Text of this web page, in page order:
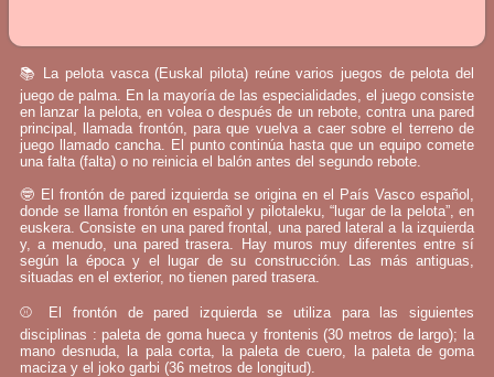
📚 La pelota vasca (Euskal pilota) reúne varios juegos de pelota del
juego de palma. En la mayoría de las especialidades, el juego consiste
en lanzar la pelota, en volea o después de un rebote, contra una pared
principal, llamada frontón, para que vuelva a caer sobre el terreno de
juego llamado cancha. El punto continúa hasta que un equipo comete
una falta (falta) o no reinicia el balón antes del segundo rebote.
🤓 El frontón de pared izquierda se origina en el País Vasco español,
donde se llama frontón en español y pilotaleku, “lugar de la pelota”, en
euskera. Consiste en una pared frontal, una pared lateral a la izquierda
y, a menudo, una pared trasera. Hay muros muy diferentes entre sí
según la época y el lugar de su construcción. Las más antiguas,
situadas en el exterior, no tienen pared trasera.
⚾ El frontón de pared izquierda se utiliza para las siguientes
disciplinas : paleta de goma hueca y frontenis (30 metros de largo); la
mano desnuda, la pala corta, la paleta de cuero, la paleta de goma
maciza y el joko garbi (36 metros de longitud).